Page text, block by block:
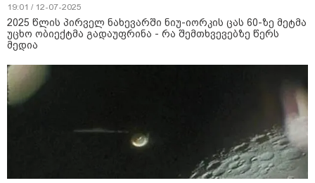
19:01 / 12-07-2025
2025 წლის პირველ ნახევარში ნიუ-იორკის ცას 60-ზე მეტმა
უცხო ობიექტმა გადაუფრინა - რა შემთხვევებზე წერს
მედია